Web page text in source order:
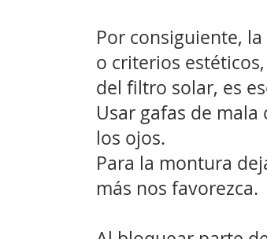
Por consiguiente,
o criterios
del filtro solar, es
Usar gafas de
los ojos.
Para la montura
más nos favorezca.